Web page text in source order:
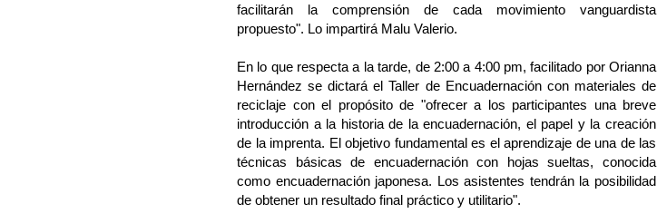
facilitarán la comprensión de cada movimiento vanguardista
propuesto". Lo impartirá Malu Valerio.
En lo que respecta a la tarde, de 2:00 a 4:00 pm, facilitado por Orianna
Hernández se dictará el Taller de Encuadernación con materiales de
reciclaje con el propósito de "ofrecer a los participantes una breve
introducción a la historia de la encuadernación, el papel y la creación
de la imprenta. El objetivo fundamental es el aprendizaje de una de las
técnicas básicas de encuadernación con hojas sueltas, conocida
como encuadernación japonesa. Los asistentes tendrán la posibilidad
de obtener un resultado final práctico y utilitario".